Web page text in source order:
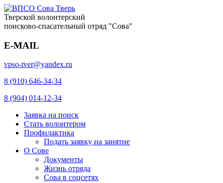
Тверской волонтерский
поисково-спасательный отряд "Сова"
E-MAIL
vpso-tver@yandex.ru
8 (910) 646-34-34
8 (904) 014-12-34
Заявка на поиск
Стать волонтером
Профилактика
Подать заявку на занятие
О Сове
Документы
Жизнь отряда
Сова в соцсетях